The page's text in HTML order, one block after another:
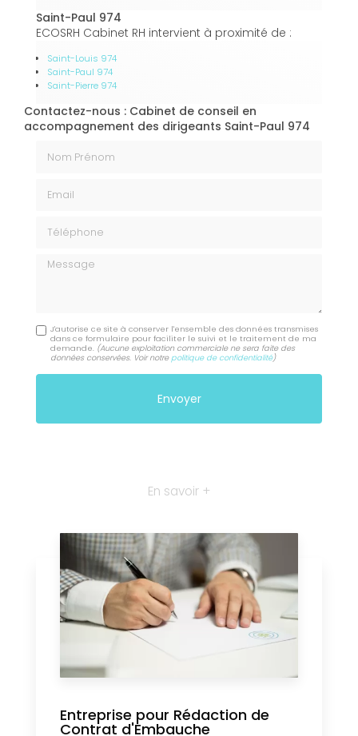
Saint-Paul 974
ECOSRH Cabinet RH intervient à proximité de :
Saint-Louis 974
Saint-Paul 974
Saint-Pierre 974
Contactez-nous : Cabinet de conseil en
accompagnement des dirigeants Saint-Paul 974
Message
J'autorise ce site à conserver l'ensemble des données transmises
dans ce formulaire pour faciliter le suivi et le traitement de ma
demande. (Aucune exploitation commerciale ne sera faite des
données conservées. Voir notre politique de confidentialité)
En savoir +
Entreprise pour Rédaction de
Contrat d'Embauche